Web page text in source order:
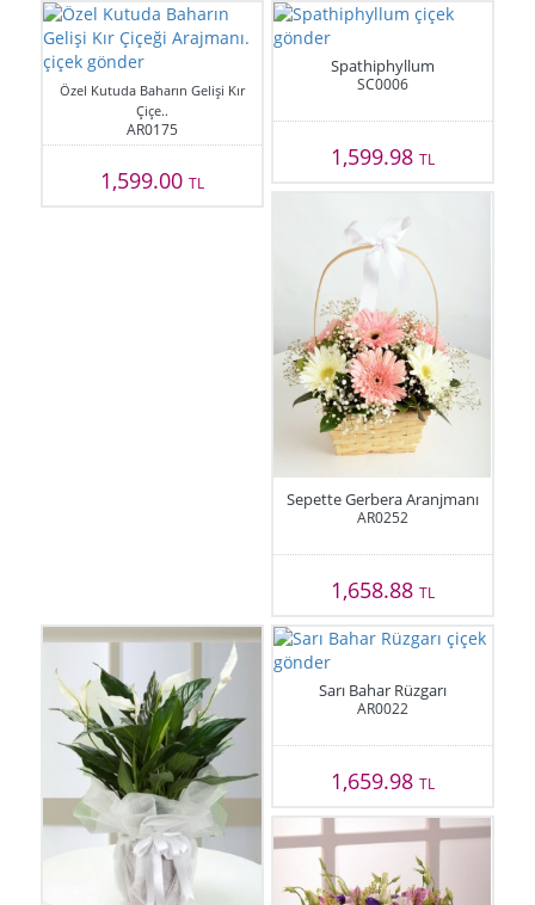
Özel Kutuda Baharın Gelişi Kır
Çiçe..
AR0175
1,599.00TL
Spathiphyllum
SC0006
1,599.98 TL
Sepette Gerbera Aranjmanı
AR0252
1,658.88 TL
Sarı Bahar Rüzgarı
AR0022
1,659.98 TL